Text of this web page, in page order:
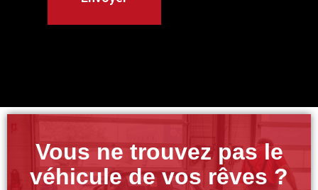
Vous ne trouvez pas le
véhicule de vos rêves ?